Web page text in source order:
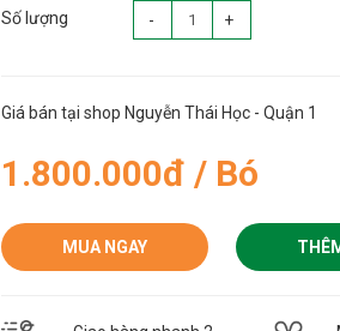
Số lượng - +
Giá bán tại shop Nguyễn Thái Học - Quận 1
1.800.000đ / Bó
MUA NGAY